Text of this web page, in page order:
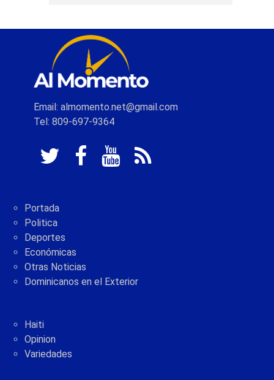
Email: almomento.net@gmail.com
Tel: 809-697-9364
Portada
Politica
Deportes
Económicas
Otras Noticias
Dominicanos en el Exterior
Haiti
Opinion
Variedades